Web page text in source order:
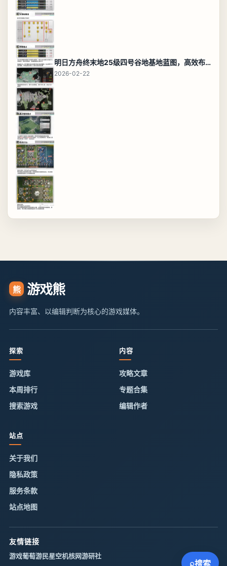
明日方舟终末地25级四号谷地基地蓝图，高效布局规划
2026-02-22
熊 游戏熊
内容丰富、以编辑判断为核心的游戏媒体。
探索
游戏库
本周排行
搜索游戏
内容
攻略文章
专题合集
编辑作者
站点
关于我们
隐私政策
服务条款
站点地图
友情链接
游戏葡萄游民星空机核网游研社
⌕搜索